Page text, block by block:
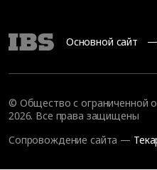
Основной сайт
© Общество с ограниченной
2026. Все права защищены
Сопровождение сайта —